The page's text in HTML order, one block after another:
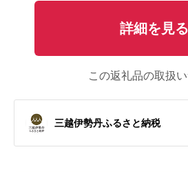
詳細を見る
この返礼品の取扱
三越伊勢丹ふるさと納税